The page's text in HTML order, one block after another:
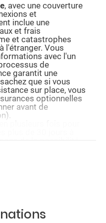
, avec une couverture
et
inclue une
et frais
et catastrophes
l'étranger. Vous
avec l'un
de
garantit une
que si vous
sur place, vous
optionnelles
avant de
de confirmer la
de confirmer la
tous les